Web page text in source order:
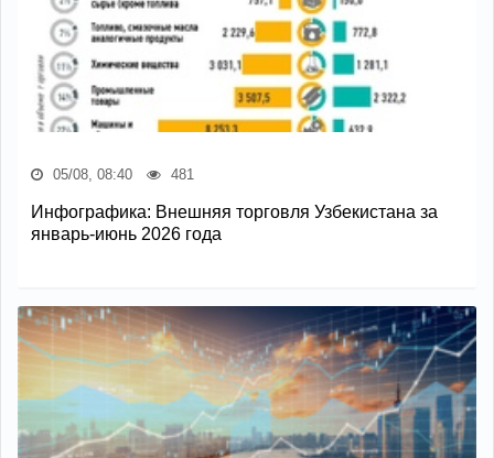
05/08, 08:40 481
Инфографика: Внешняя торговля Узбекистана за
январь-июнь 2026 года